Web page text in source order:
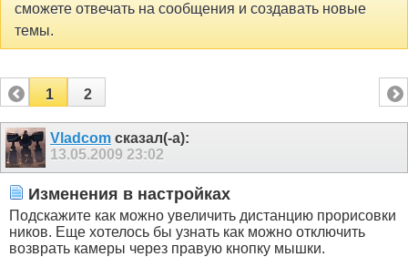
сможете отвечать на сообщения и создавать новые
темы.
1 2
Vladcom сказал(-а):
13.05.2009 23:02
Изменения в настройках
Подскажите как можно увеличить дистанцию прорисовки
ников. Еще хотелось бы узнать как можно отключить
возврать камеры через правую кнопку мышки.